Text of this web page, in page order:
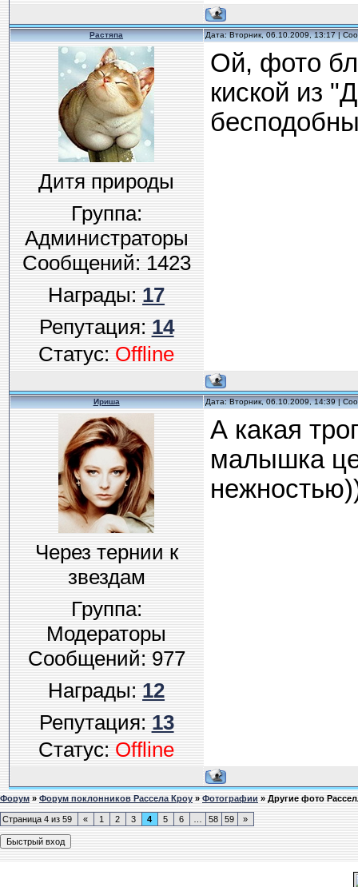
Растяпа Дата: Вторник, 06.10.2009, 13:17 |
Дитя природы
Группа:
Администраторы
Сообщений:1423
Награды:17
Репутация:14
Статус:Offline
Ой, фото
киской из
Ириша Дата: Вторник, 06.10.2009, 14:39 |
Через тернии к
звездам
Группа:
Модераторы
Сообщений:977
Награды:12
Репутация:13
Статус:Offline
А какая
малышка
Форум»Форум поклонников Рассела Кроу»Фотографии»Другие фото
Страница 4 из 59 « 1 2 3 4 5 6 58 59 »